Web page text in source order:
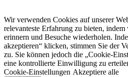
Wir verwenden Cookies auf unserer
relevanteste Erfahrung zu bieten,
erinnern und Besuche wiederholen.
akzeptieren“ klicken, stimmen Sie der
zu. Sie können jedoch die „Cookie-
eine kontrollierte Einwilligung zu
Cookie-Einstellungen Akzeptiere alle